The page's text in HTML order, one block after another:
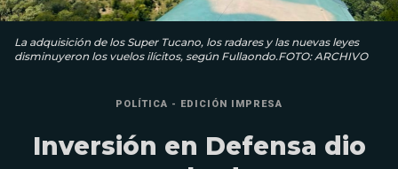
La adquisición de los Super Tucano, los radares y las nuevas leyes
disminuyeron los vuelos ilícitos, según Fullaondo.FOTO: ARCHIVO
POLÍTICA - EDICIÓN IMPRESA
Inversión en Defensa dio